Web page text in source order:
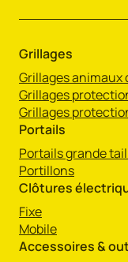
Grillages
Grillages animaux
Grillages
Grillages
Portails
Portails grande
Portillons
Clôtures
Fixe
Mobile
Accessoires &